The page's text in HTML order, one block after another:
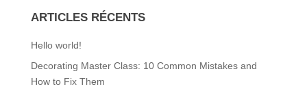
ARTICLES RÉCENTS
Hello world!
Decorating Master Class: 10 Common Mistakes and
How to Fix Them